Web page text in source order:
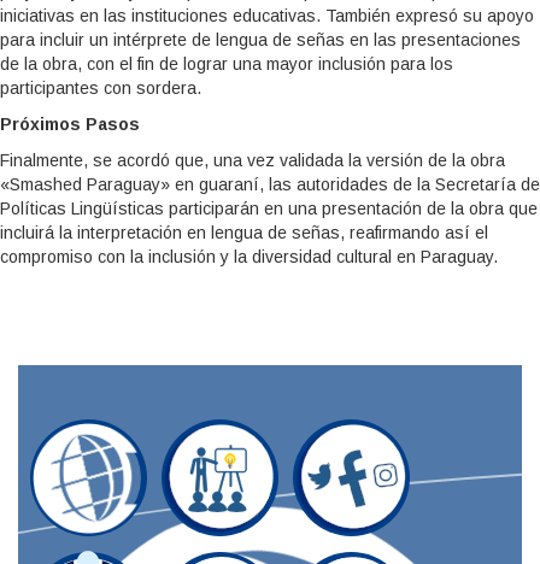
iniciativas en las instituciones educativas. También expresó su apoyo
para incluir un intérprete de lengua de señas en las presentaciones
de la obra, con el fin de lograr una mayor inclusión para los
participantes con sordera.
Próximos Pasos
Finalmente, se acordó que, una vez validada la versión de la obra
«Smashed Paraguay» en guaraní, las autoridades de la Secretaría de
Políticas Lingüísticas participarán en una presentación de la obra que
incluirá la interpretación en lengua de señas, reafirmando así el
compromiso con la inclusión y la diversidad cultural en Paraguay.